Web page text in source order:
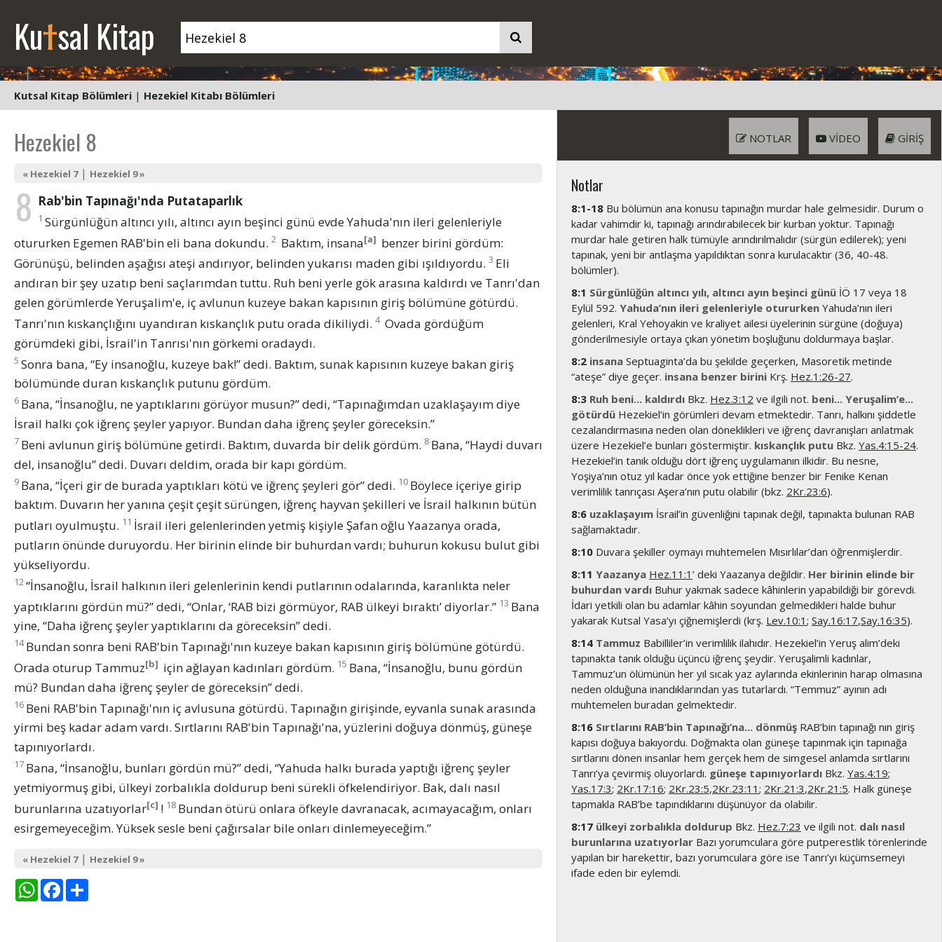
Kutsal Kitap
Kutsal Kitap Bölümleri | Hezekiel Kitabı Bölümleri
Hezekiel 8
« Hezekiel 7| Hezekiel 9 »
8 Rab'bin Tapınağı'nda Putataparlık
1 Sürgünlüğün altıncı yılı, altıncı ayın beşinci günü evde Yahuda'nın ileri gelenleriyle
otururken Egemen RAB'bin eli bana dokundu. 2 Baktım, insana[a] benzer birini gördüm:
Görünüşü, belinden aşağısı ateşi andırıyor, belinden yukarısı maden gibi ışıldıyordu. 3 Eli
andıran bir şey uzatıp beni saçlarımdan tuttu. Ruh beni yerle gök arasına kaldırdı ve Tanrı'dan
gelen görümlerde Yeruşalim'e, iç avlunun kuzeye bakan kapısının giriş bölümüne götürdü.
Tanrı'nın kıskançlığını uyandıran kıskançlık putu orada dikiliydi. 4 Ovada gördüğüm
görümdeki gibi, İsrail'in Tanrısı'nın görkemi oradaydı.
5 Sonra bana, “Ey insanoğlu, kuzeye bak!” dedi. Baktım, sunak kapısının kuzeye bakan giriş
bölümünde duran kıskançlık putunu gördüm.
6 Bana, “İnsanoğlu, ne yaptıklarını görüyor musun?” dedi, “Tapınağımdan uzaklaşayım diye
İsrail halkı çok iğrenç şeyler yapıyor. Bundan daha iğrenç şeyler göreceksin.”
7 Beni avlunun giriş bölümüne getirdi. Baktım, duvarda bir delik gördüm. 8 Bana, “Haydi duvarı
del, insanoğlu” dedi. Duvarı deldim, orada bir kapı gördüm.
9 Bana, “İçeri gir de burada yaptıkları kötü ve iğrenç şeyleri gör” dedi. 10 Böylece içeriye girip
baktım. Duvarın her yanına çeşit çeşit sürüngen, iğrenç hayvan şekilleri ve İsrail halkının bütün
putları oyulmuştu. 11 İsrail ileri gelenlerinden yetmiş kişiyle Şafan oğlu Yaazanya orada,
putların önünde duruyordu. Her birinin elinde bir buhurdan vardı; buhurun kokusu bulut gibi
yükseliyordu.
12“İnsanoğlu, İsrail halkının ileri gelenlerinin kendi putlarının odalarında, karanlıkta neler
yaptıklarını gördün mü?” dedi, “Onlar, ‘RAB bizi görmüyor, RAB ülkeyi bıraktı’ diyorlar.” 13 Bana
yine, “Daha iğrenç şeyler yaptıklarını da göreceksin” dedi.
14 Bundan sonra beni RAB'bin Tapınağı'nın kuzeye bakan kapısının giriş bölümüne götürdü.
Orada oturup Tammuz[b] için ağlayan kadınları gördüm. 15 Bana, “İnsanoğlu, bunu gördün
mü? Bundan daha iğrenç şeyler de göreceksin” dedi.
16 Beni RAB'bin Tapınağı'nın iç avlusuna götürdü. Tapınağın girişinde, eyvanla sunak arasında
yirmi beş kadar adam vardı. Sırtlarını RAB'bin Tapınağı'na, yüzlerini doğuya dönmüş, güneşe
tapınıyorlardı.
17 Bana, “İnsanoğlu, bunları gördün mü?” dedi, “Yahuda halkı burada yaptığı iğrenç şeyler
yetmiyormuş gibi, ülkeyi zorbalıkla doldurup beni sürekli öfkelendiriyor. Bak, dalı nasıl
burunlarına uzatıyorlar[c] ! 18 Bundan ötürü onlara öfkeyle davranacak, acımayacağım, onları
esirgemeyeceğim. Yüksek sesle beni çağırsalar bile onları dinlemeyeceğim.”
« Hezekiel 7| Hezekiel 9 »
WhatsAppFacebook
GIRIŞ
VIDEO
NOTLAR
Notlar
8:1-18 Bu bölümün ana konusu tapınağın murdar hale gelmesidir. Durum o
kadar vahimdir ki, tapınağı arındırabilecek bir kurban yoktur. Tapınağı
murdar hale getiren halk tümüyle arındırılmalıdır (sürgün edilerek); yeni
tapınak, yeni bir antlaşma yapıldıktan sonra kurulacaktır (36, 40-48.
bölümler).
8:1 Sürgünlüğün altıncı yılı, altıncı ayın beşinci günü İÖ 17 veya 18
Eylül 592. Yahuda’nın ileri gelenleriyle otururken Yahuda’nın ileri
gelenleri, Kral Yehoyakin ve kraliyet ailesi üyelerinin sürgüne (doğuya)
gönderilmesiyle ortaya çıkan yönetim boşluğunu doldurmaya başlar.
8:2 insana Septuaginta’da bu şekilde geçerken, Masoretik metinde
“ateşe” diye geçer. insana benzer birini Krş. Hez.1:26-27.
8:3 Ruh beni... kaldırdı Bkz. Hez.3:12 ve ilgili not. beni... Yeruşalim’e...
götürdü Hezekiel’in görümleri devam etmektedir. Tanrı, halkını şiddetle
cezalandırmasına neden olan döneklikleri ve iğrenç davranışları anlatmak
üzere Hezekiel’e bunları göstermiştir. kıskançlık putu Bkz. Yas.4:15-24.
Hezekiel’in tanık olduğu dört iğrenç uygulamanın ilkidir. Bu nesne,
Yoşiya’nın otuz yıl kadar önce yok ettiğine benzer bir Fenike Kenan
verimlilik tanrıçası Aşera’nın putu olabilir (bkz. 2Kr.23:6).
8:6 uzaklaşayım İsrail’in güvenliğini tapınak değil, tapınakta bulunan RAB
sağlamaktadır.
8:10 Duvara şekiller oymayı muhtemelen Mısırlılar’dan öğrenmişlerdir.
8:11 Yaazanya Hez.11:1 ’ deki Yaazanya değildir. Her birinin elinde bir
buhurdan vardı Buhur yakmak sadece kâhinlerin yapabildiği bir görevdi.
İdari yetkili olan bu adamlar kâhin soyundan gelmedikleri halde buhur
yakarak Kutsal Yasa’yı çiğnemişlerdi (krş. Lev.10:1 ; Say.16:17,Say.16:35).
8:14 Tammuz Babilliler’in verimlilik ilahıdır. Hezekiel’in Yeruş alim’deki
tapınakta tanık olduğu üçüncü iğrenç şeydir. Yeruşalimli kadınlar,
Tammuz’un ölümünün her yıl sıcak yaz aylarında ekinlerinin harap olmasına
neden olduğuna inandıklarından yas tutarlardı. “Temmuz” ayının adı
muhtemelen buradan gelmektedir.
8:16 Sırtlarını RAB’bin Tapınağı’na... dönmüş RAB’bin tapınağı nın giriş
kapısı doğuya bakıyordu. Doğmakta olan güneşe tapınmak için tapınağa
sırtlarını dönen insanlar hem gerçek hem de simgesel anlamda sırtlarını
Tanrı’ya çevirmiş oluyorlardı. güneşe tapınıyorlardı Bkz. Yas.4:19;
Yas.17:3; 2Kr.17:16; 2Kr.23:5,2Kr.23:11 ; 2Kr.21:3,2Kr.21:5. Halk güneşe
tapmakla RAB’be tapındıklarını düşünüyor da olabilir.
8:17 ülkeyi zorbalıkla doldurup Bkz. Hez.7:23 ve ilgili not. dalı nasıl
burunlarına uzatıyorlar Bazı yorumculara göre putperestlik törenlerinde
yapılan bir harekettir, bazı yorumculara göre ise Tanrı’yı küçümsemeyi
ifade eden bir eylemdi.